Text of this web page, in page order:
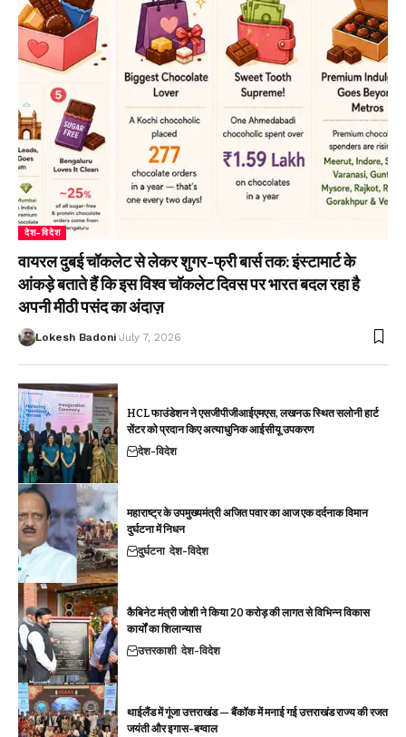
देश-विदेश
वायरल दुबई चॉकलेट से लेकर शुगर-फ्री बार्स तक: इंस्टामार्ट के
आंकड़े बताते हैं कि इस विश्व चॉकलेट दिवस पर भारत बदल रहा है
अपनी मीठी पसंद का अंदाज़
Lokesh Badoni July 7, 2026
HCL फाउंडेशन ने एसजीपीजीआईएमएस, लखनऊ स्थित सलोनी हार्ट
सेंटर को प्रदान किए अत्याधुनिक आईसीयू उपकरण
देश-विदेश
महाराष्ट्र के उपमुख्यमंत्री अजित पवार का आज एक दर्दनाक विमान
दुर्घटना में निधन
दुर्घटना देश-विदेश
कैबिनेट मंत्री जोशी ने किया 20 करोड़ की लागत से विभिन्न विकास
कार्यों का शिलान्यास
उत्तरकाशी देश-विदेश
थाईलैंड में गूंजा उत्तराखंड — बैंकॉक में मनाई गई उत्तराखंड राज्य की रजत
जयंती और इगास-बग्वाल